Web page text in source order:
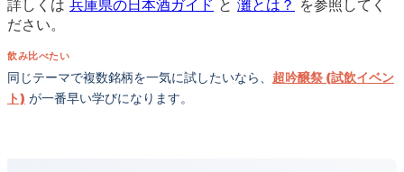
詳しくは 兵庫県の日本酒ガイド と 灘とは？ を参照してく
ださい。
飲み比べたい
同じテーマで複数銘柄を一気に試したいなら、 超吟醸祭 (試飲イベン
ト) が一番早い学びになります。